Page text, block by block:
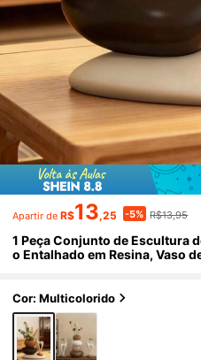
Apartir de R$13,25 -5% R$13,95
1 Peça Conjunto de Escultura
o Entalhado em Resina, Vaso
ente para Casa e Escritório,
atura, Natal
Cor: Multicolorido